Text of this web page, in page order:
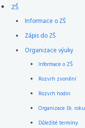
ZŠ
Informace o ZŠ
Zápis do ZŠ
Organizace výuky
Informace o ZŠ
Rozvrh zvonění
Rozvrh hodin
Organizace šk. roku
Důležité termíny